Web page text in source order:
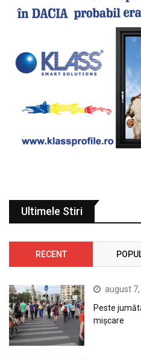
Ultimele Stiri
RECENT
august
Peste
mișcare